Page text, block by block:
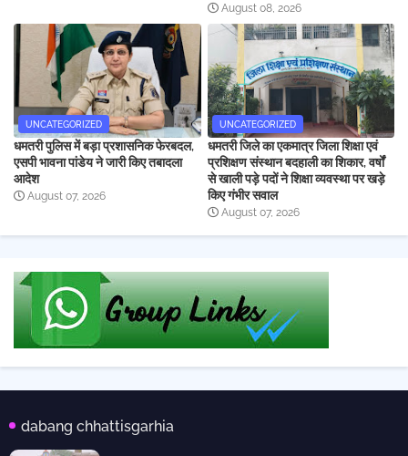
August 08, 2026
UNCATEGORIZED
धमतरी पुलिस में बड़ा प्रशासनिक फेरबदल,
एसपी भावना पांडेय ने जारी किए तबादला
आदेश
August 07, 2026
UNCATEGORIZED
धमतरी जिले का एकमात्र जिला शिक्षा एवं
प्रशिक्षण संस्थान बदहाली का शिकार, वर्षों
से खाली पड़े पदों ने शिक्षा व्यवस्था पर खड़े
किए गंभीर सवाल
August 07, 2026
dabang chhattisgarhia